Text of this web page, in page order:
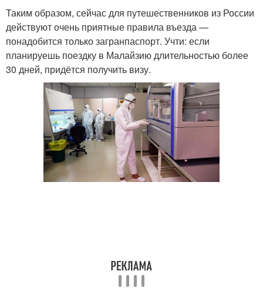
Таким образом, сейчас для путешественников из России
действуют очень приятные правила въезда —
понадобится только загранпаспорт. Учти: если
планируешь поездку в Малайзию длительностью более
30 дней, придётся получить визу.